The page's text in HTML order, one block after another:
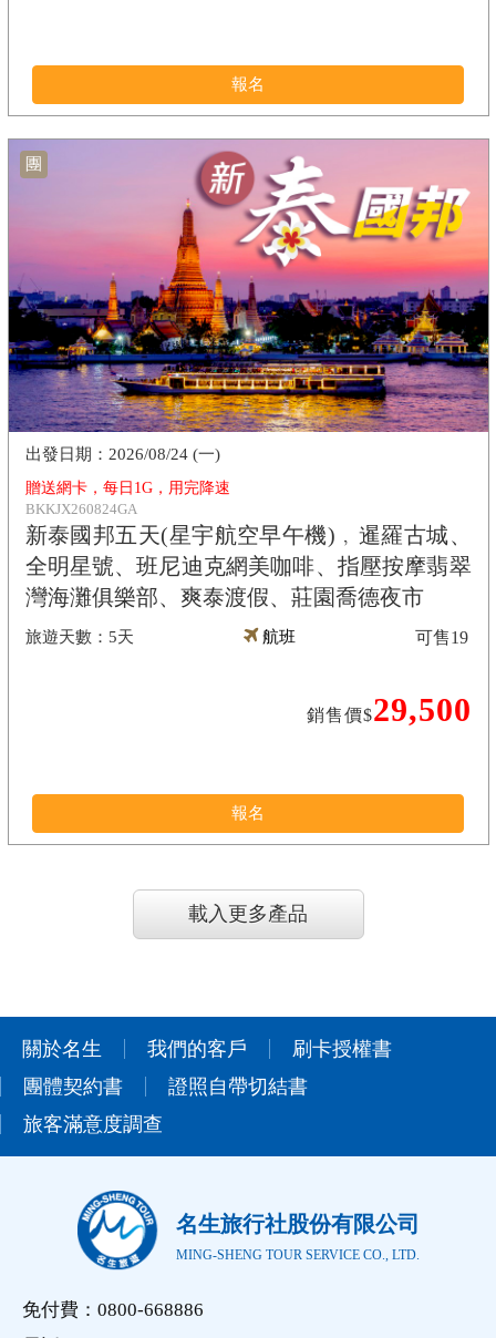
報名
團
贈送網卡，每日1G，用完降速
BKKJX260824GA
新泰國邦五天(星宇航空早午機)﹐暹羅古城、
全明星號、班尼迪克網美咖啡、指壓按摩翡翠
灣海灘俱樂部、爽泰渡假、莊園喬德夜市
5天
2026/08/24 (一)
航班
銷售價$29,500
可售19
報名
載入更多產品
關於名生 我們的客戶
刷卡授權書
團體契約書
證照自帶切結書
旅客滿意度調查
名生旅行社股份有限公司
MING-SHENG TOUR SERVICE CO., LTD.
免付費：0800-668886